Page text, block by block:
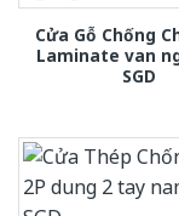
Cửa Gỗ Chống
Laminate van
SGD